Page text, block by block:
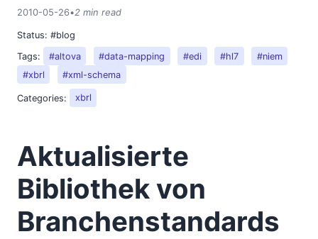
03
Aktualisierte Bibliothek von Branchenstandards
Die Arbeit mit XML in Datenbanken
Altova erweitert die Unterstützung für NIEM in Version
MissionKit 2010!
06
07
10
2010-05-26•2 min read
Status: #blog
Tags:
#altova #data-mapping #edi #hl7
#niem
#xbrl
#xml-schema
Categories: xbrl
Aktualisierte
Bibliothek von
Branchenstandards